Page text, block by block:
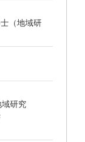
（地域研
研究